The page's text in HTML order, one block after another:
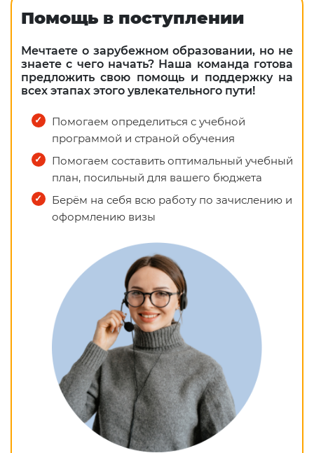
Помощь в поступлении
Мечтаете о зарубежном образовании, но не
знаете с чего начать? Наша команда готова
предложить свою помощь и поддержку на
всех этапах этого увлекательного пути!
Помогаем определиться с учебной
программой и страной обучения
Помогаем составить оптимальный учебный
план, посильный для вашего бюджета
Берём на себя всю работу по зачислению и
оформлению визы